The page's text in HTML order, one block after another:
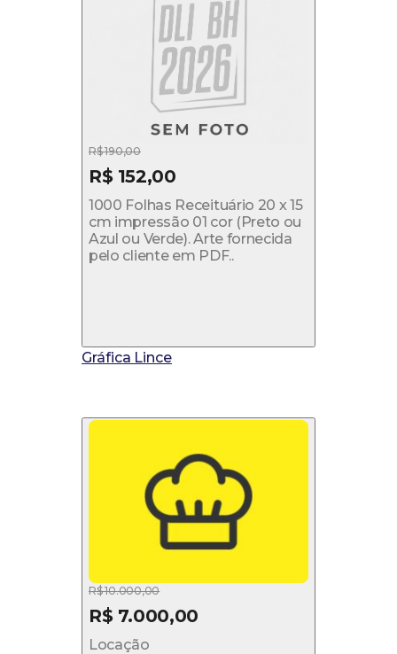
R$ 190,00
R$ 152,00
1000 Folhas Receituário 20 x 15
cm impressão 01 cor (Preto ou
Azul ou Verde). Arte fornecida
pelo cliente em PDF..
Gráfica Lince
R$ 10.000,00
R$ 7.000,00
Locação